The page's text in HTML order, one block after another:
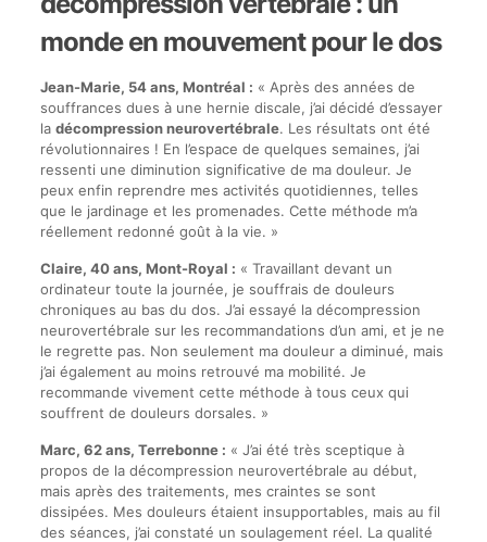
monde en mouvement pour le dos
Jean-Marie, 54 ans, Montréal : « Après des années de
souffrances dues à une hernie discale, j’ai décidé d’essayer
la décompression neurovertébrale. Les résultats ont été
révolutionnaires ! En l’espace de quelques semaines, j’ai
ressenti une diminution significative de ma douleur. Je
peux enfin reprendre mes activités quotidiennes, telles
que le jardinage et les promenades. Cette méthode m’a
réellement redonné goût à la vie. »
Claire, 40 ans, Mont-Royal : « Travaillant devant un
ordinateur toute la journée, je souffrais de douleurs
chroniques au bas du dos. J’ai essayé la décompression
neurovertébrale sur les recommandations d’un ami, et je ne
le regrette pas. Non seulement ma douleur a diminué, mais
j’ai également au moins retrouvé ma mobilité. Je
recommande vivement cette méthode à tous ceux qui
souffrent de douleurs dorsales. »
Marc, 62 ans, Terrebonne : « J’ai été très sceptique à
propos de la décompression neurovertébrale au début,
mais après des traitements, mes craintes se sont
dissipées. Mes douleurs étaient insupportables, mais au fil
des séances, j’ai constaté un soulagement réel. La qualité